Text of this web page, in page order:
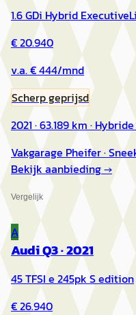
1.6 GDi Hybrid
€ 20.940
v.a. € 444/mnd
Scherp geprijsd
2021 · 63.189 km ·
Vakgarage Pheifer·
Bekijk aanbieding →
Vergelijk
A
Audi Q3·2021
45 TFSI e 245pk S edition
€ 26.940